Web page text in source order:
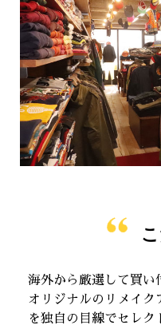
海外から厳選して買い
オリジナルのリメイク
を独自の目線でセレク